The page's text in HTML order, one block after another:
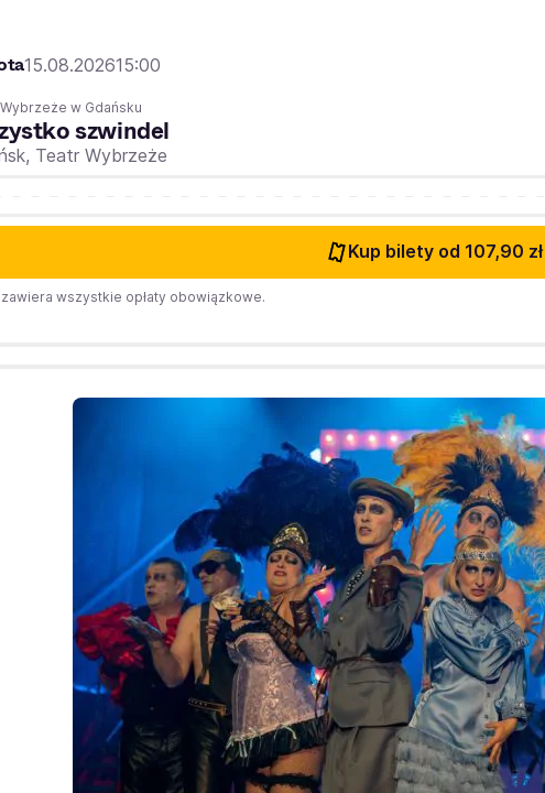
15.08.202615:00
w Gdańsku
szwindel
Teatr Wybrzeże
Kup bilety od 107,90 zł
wszystkie opłaty obowiązkowe.